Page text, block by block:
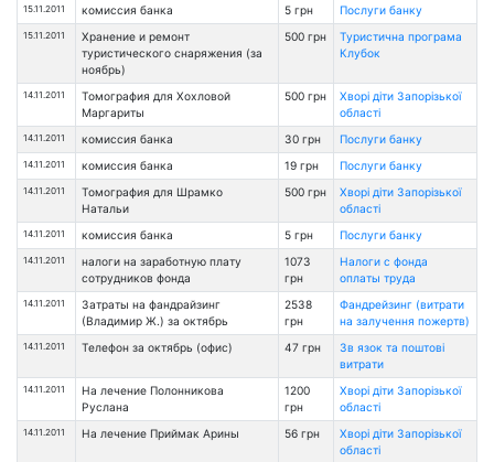
15.11.2011 комиссия банка 5 грн Послуги банку
15.11.2011
Хранение и ремонт
туристического снаряжения (за
ноябрь)
500 грн
Туристична програма
Клубок
14.11.2011
Томография для Хохловой
Маргариты
500 грн
Хворі діти Запорізької
області
14.11.2011 комиссия банка 30 грн Послуги банку
14.11.2011 комиссия банка 19 грн Послуги банку
14.11.2011
Томография для Шрамко
Натальи
500 грн
Хворі діти Запорізької
області
14.11.2011 комиссия банка 5 грн Послуги банку
14.11.2011
налоги на заработную плату
сотрудников фонда
1073
грн
Налоги с фонда
оплаты труда
14.11.2011
Затраты на фандрайзинг
(Владимир Ж.) за октябрь
2538
грн
Фандрейзинг (витрати
на залучення пожертв)
14.11.2011 Телефон за октябрь (офис) 47 грн
Зв язок та поштові
витрати
14.11.2011
На лечение Полонникова
Руслана
1200
грн
Хворі діти Запорізької
області
14.11.2011 На лечение Приймак Арины 56 грн
Хворі діти Запорізької
області